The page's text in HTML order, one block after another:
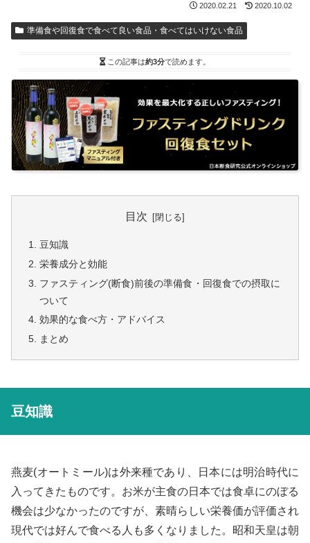
2020.02.21 2020.10.02
準備食や回復食で食べて良い食品・食べてはいけない食品
この記事は約3分で読めます。
目次
豆知識
栄養成分と効能
ファスティング(断食)前後の準備食・回復食での摂取に
ついて
効果的な食べ方・アドバイス
まとめ
豆知識
燕麦(オートミール)は外来種であり、日本には明治時代に
入ってきたものです。お米が主食の日本では食卓にのぼる
機会は少なかったのですが、素晴らしい栄養価が評価され
現代では好んで食べる人も多くなりました。昭和天皇は朝